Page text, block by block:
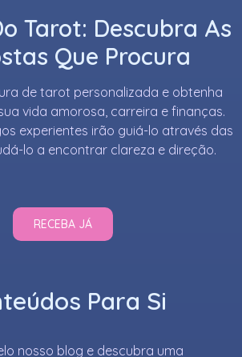
Tarot: Descubra As
Que Procura
de tarot personalizada e obtenha
vida amorosa, carreira e finanças.
experientes irão guiá-lo através das
lo a encontrar clareza e direção.
RECEBA JÁ
Para Si
nosso blog e descubra uma